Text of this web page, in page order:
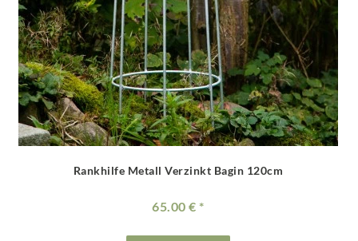
Rankhilfe Metall Verzinkt Bagin 120cm
65.00 €